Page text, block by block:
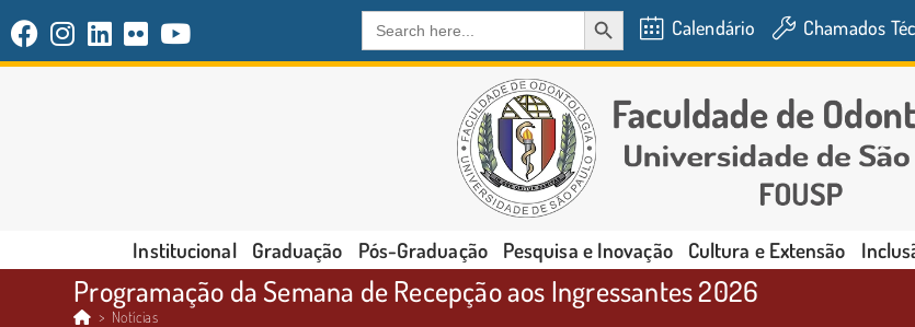
Search
for:
SEARCH BUTTON
Calendário Chamados
Institucional Graduação Pós-Graduação Pesquisa e Inovação Cultura e Extensão
Programação da Semana de Recepção aos Ingressantes 2026
> Notícias